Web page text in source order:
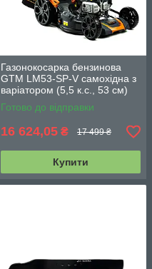
Газонокосарка бензинова
GTM LM53-SP-V самохідна з
варіатором (5,5 к.с., 53 см)
Готово до відправки
16 624,05 ₴ 17 499 ₴
Купити